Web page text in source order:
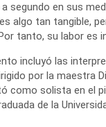
segundo en sus
algo tan tangible,
tanto, su labor es
incluyó las
por la maestra
como solista en el
de la